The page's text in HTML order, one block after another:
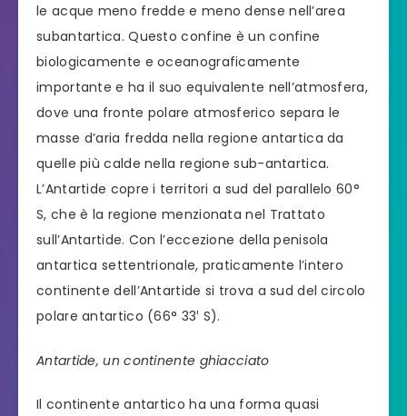
le acque meno fredde e meno dense nell’area
subantartica. Questo confine è un confine
biologicamente e oceanograficamente
importante e ha il suo equivalente nell’atmosfera,
dove una fronte polare atmosferico separa le
masse d’aria fredda nella regione antartica da
quelle più calde nella regione sub-antartica.
L’Antartide copre i territori a sud del parallelo 60°
S, che è la regione menzionata nel Trattato
sull’Antartide. Con l’eccezione della penisola
antartica settentrionale, praticamente l’intero
continente dell’Antartide si trova a sud del circolo
polare antartico (66° 33′ S).
Antartide, un continente ghiacciato
Il continente antartico ha una forma quasi